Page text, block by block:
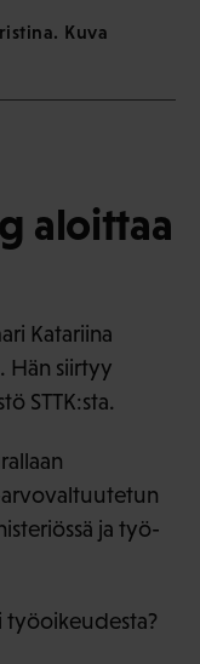
Kuva
aloittaa
Katariina
Hän siirtyy
STTK:sta.
ja työ-
työoikeudesta?